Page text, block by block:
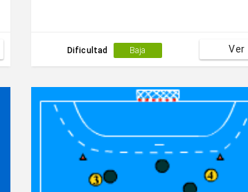
Dificultad Baja Ver